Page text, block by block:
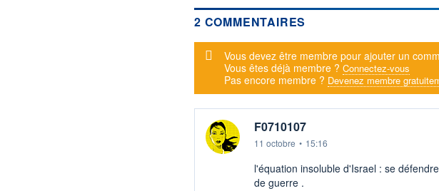
2 COMMENTAIRES
Message d'alerte
Vous devez être membre pour ajouter un
Vous êtes déjà membre ? Connectez-vous
Pas encore membre ? Devenez membre
F0710107
11 octobre • 15:16
l'équation insoluble d'Israel : se
de guerre .